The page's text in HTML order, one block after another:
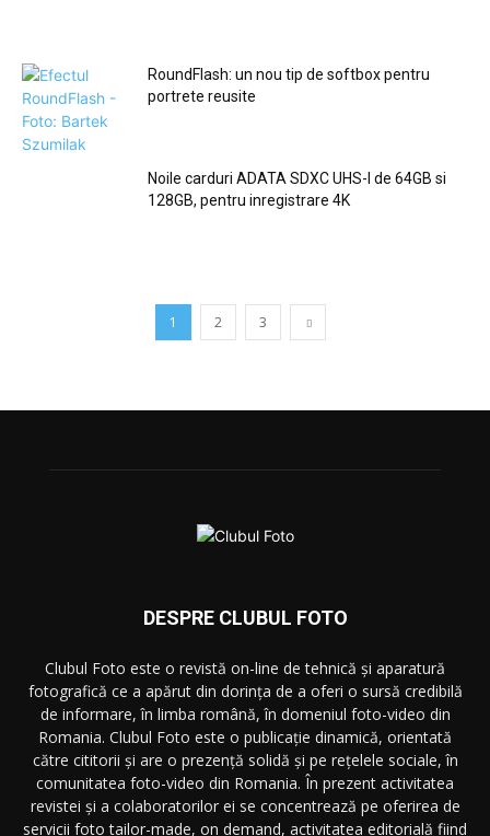
RoundFlash: un nou tip de softbox pentru
portrete reusite
Noile carduri ADATA SDXC UHS-I de 64GB si
128GB, pentru inregistrare 4K
1 2 3
DESPRE CLUBUL FOTO
Clubul Foto este o revistă on-line de tehnică și aparatură
fotografică ce a apărut din dorința de a oferi o sursă credibilă
de informare, în limba română, în domeniul foto-video din
Romania. Clubul Foto este o publicație dinamică, orientată
către cititorii și are o prezență solidă și pe rețelele sociale, în
comunitatea foto-video din Romania. În prezent activitatea
revistei și a colaboratorilor ei se concentrează pe oferirea de
servicii foto tailor-made, on demand, activitatea editorială fiind